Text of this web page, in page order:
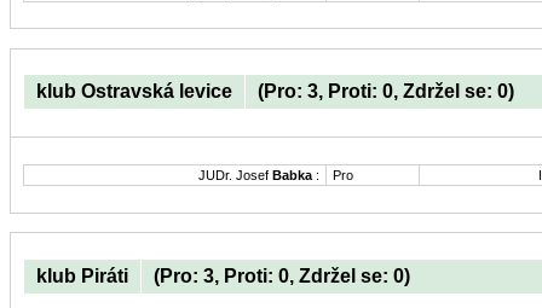
klub Ostravská levice (Pro: 3, Proti: 0, Zdržel se: 0)
JUDr. Josef Babka: Pro
klub Piráti (Pro: 3, Proti: 0, Zdržel se: 0)